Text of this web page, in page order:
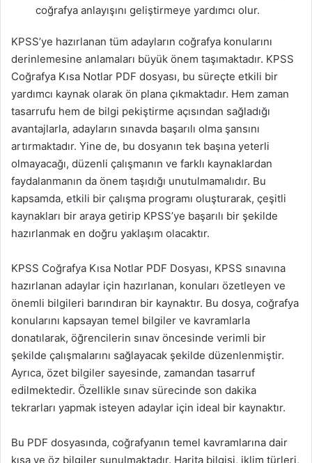
coğrafya anlayışını geliştirmeye yardımcı olur.
KPSS’ye hazırlanan tüm adayların coğrafya konularını
derinlemesine anlamaları büyük önem taşımaktadır. KPSS
Coğrafya Kısa Notlar PDF dosyası, bu süreçte etkili bir
yardımcı kaynak olarak ön plana çıkmaktadır. Hem zaman
tasarrufu hem de bilgi pekiştirme açısından sağladığı
avantajlarla, adayların sınavda başarılı olma şansını
artırmaktadır. Yine de, bu dosyanın tek başına yeterli
olmayacağı, düzenli çalışmanın ve farklı kaynaklardan
faydalanmanın da önem taşıdığı unutulmamalıdır. Bu
kapsamda, etkili bir çalışma programı oluşturarak, çeşitli
kaynakları bir araya getirip KPSS’ye başarılı bir şekilde
hazırlanmak en doğru yaklaşım olacaktır.
KPSS Coğrafya Kısa Notlar PDF Dosyası, KPSS sınavına
hazırlanan adaylar için hazırlanan, konuları özetleyen ve
önemli bilgileri barındıran bir kaynaktır. Bu dosya, coğrafya
konularını kapsayan temel bilgiler ve kavramlarla
donatılarak, öğrencilerin sınav öncesinde verimli bir
şekilde çalışmalarını sağlayacak şekilde düzenlenmiştir.
Ayrıca, özet bilgiler sayesinde, zamandan tasarruf
edilmektedir. Özellikle sınav sürecinde son dakika
tekrarları yapmak isteyen adaylar için ideal bir kaynaktır.
Bu PDF dosyasında, coğrafyanın temel kavramlarına dair
kısa ve öz bilgiler sunulmaktadır. Harita bilgisi, iklim türleri,